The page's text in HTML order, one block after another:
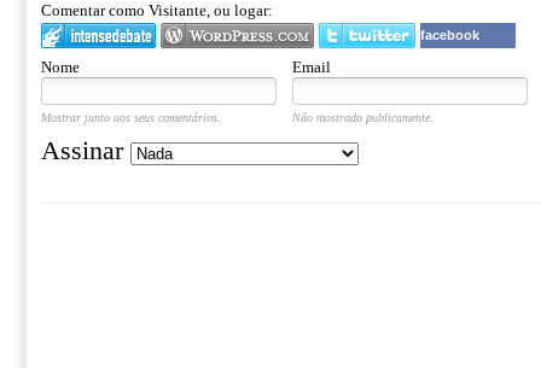
Comentar como Visitante, ou logar:
facebook
Nome Email
Mostrar junto aos seus comentários. Não mostrado publicamente.
Assinar